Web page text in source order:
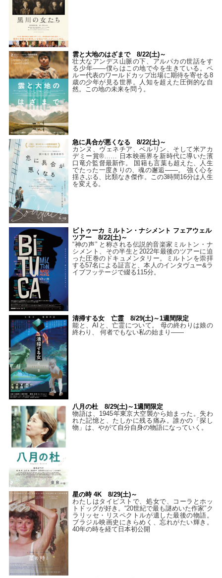
雲と大地のはざまで 8/22(土)～
壮大なアンデス山脈の下、アルパカの世話をす
る少年――僕らはこの地で今を生きている。ペ
ルー代表のワールドカップ出場に期待を寄せる8
歳の少年が見る世界。人知を超えた圧倒的な自
然。この地の未来を問う。
急に具合が悪くなる 8/22(土)～
カンヌ、ヴェネチア、ベルリン、そして米アカ
デミー賞®…… 日本映画界を新時代に導いた濱
口竜介監督最新作。 国籍も言葉も超えた、人生
でたった一度きりの、魂の邂逅――。 強く心を
揺さぶる、比類なき傑作。この3時間16分は人生
を変える。
ビトゥーカ ミルトン・ナシメント フェアウェル
ツアー 8/22(土)～
“神の声” と称される伝説的音楽家ミルトン・ナ
シメント、その半生と2022年最後のツアーに迫
った圧巻のドキュメンタリー。ミルトンを崇拝
する57名による証言と、本人のインタヴュー&ラ
イブフッテージで綴る115分。
清掃する女 亡霊 8/29(土)～1週間限定
能と、AIと、亡霊について。 母の終わりは娘の
終わり、 何者でもない私の始まり――
八月の杜 8/29(土)～1週間限定
物語は、1945年東京大空襲から始まった。失わ
れた記憶と、たしかに残る痛み。誰かの「探し
物」は、やがて自分自身の物語になっていく。
星の時 4K 8/29(土)～
わたしはタイピストで、処⼥で、コーラとホッ
トドッグが好き。“20世紀で最も謎めいた作家”ク
ラリッセ・リスペクトルが遺した最後の物語。
ブラジル映画史にきらめく、忘れがたい輝き。
40年の時を経て⽇本初公開